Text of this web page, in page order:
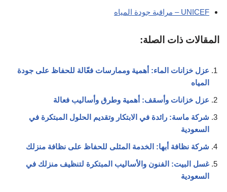
UNICEF – مراقبة جودة المياه
المقالات ذات الصلة:
عزل خزانات الماء: أهمية وممارسات فعّالة للحفاظ على جودة
المياه
عزل خزانات وأسقف: أهمية وطرق وأساليب فعالة
شركة ماسة: رائدة في الابتكار وتقديم الحلول المبتكرة في
السعودية
شركة نظافة أبها: الخدمة المثلى للحفاظ على نظافة منزلك
غسل البيت: الفنون والأساليب المبتكرة لتنظيف منزلك في
السعودية